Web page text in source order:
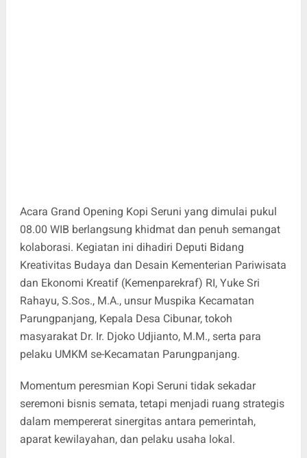
Acara Grand Opening Kopi Seruni yang dimulai pukul
08.00 WIB berlangsung khidmat dan penuh semangat
kolaborasi. Kegiatan ini dihadiri Deputi Bidang
Kreativitas Budaya dan Desain Kementerian Pariwisata
dan Ekonomi Kreatif (Kemenparekraf) RI, Yuke Sri
Rahayu, S.Sos., M.A., unsur Muspika Kecamatan
Parungpanjang, Kepala Desa Cibunar, tokoh
masyarakat Dr. Ir. Djoko Udjianto, M.M., serta para
pelaku UMKM se-Kecamatan Parungpanjang.
Momentum peresmian Kopi Seruni tidak sekadar
seremoni bisnis semata, tetapi menjadi ruang strategis
dalam mempererat sinergitas antara pemerintah,
aparat kewilayahan, dan pelaku usaha lokal.